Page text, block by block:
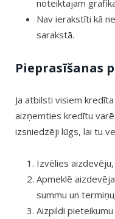
noteiktajam
Nav ierakstīti kā
sarakstā.
Pieprasīšanas
Ja atbilsti visiem
aizņemties kredītu
izsniedzēji lūgs, lai tu
Izvēlies
Apmeklē
summu un termiņu;
Aizpildi